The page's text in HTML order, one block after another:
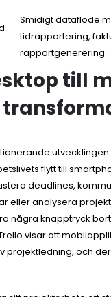
Smidigt dataflöde
tidrapportering,
rapportgenerering.
till
flytt till
deadlines,
eller analysera
några knapptryck
visar att
projektledning, och